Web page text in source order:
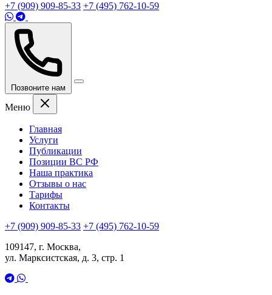
+7 (909) 909-85-33 +7 (495) 762-10-59
Позвоните нам
Меню
Главная
Услуги
Публикации
Позиции ВС РФ
Наша практика
Отзывы о нас
Тарифы
Контакты
+7 (909) 909-85-33 +7 (495) 762-10-59
109147, г. Москва,
ул. Марксистская, д. 3, стр. 1